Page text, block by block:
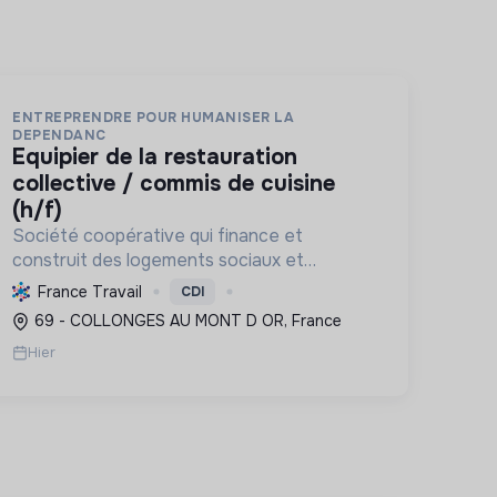
ENTREPRENDRE POUR HUMANISER LA
DEPENDANC
equipier de la restauration
collective / commis de cuisine
(h/f)
Société coopérative qui finance et
construit des logements sociaux et
solidaires (EHPAD, intergénérationnels)
pour personnes fragilisées et à faibles
ressources, favorisant l'inclusion et la
maîtrise ...
France Travail CDI
69 - COLLONGES AU MONT D OR, France
Hier